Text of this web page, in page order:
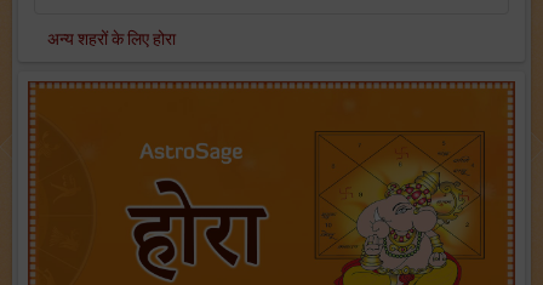
अन्य शहरों के लिए होरा